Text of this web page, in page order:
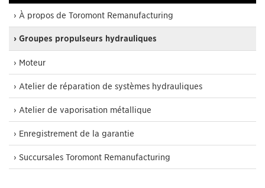
› À propos de Toromont Remanufacturing
› Groupes propulseurs hydrauliques
› Moteur
› Atelier de réparation de systèmes hydrauliques
› Atelier de vaporisation métallique
› Enregistrement de la garantie
› Succursales Toromont Remanufacturing